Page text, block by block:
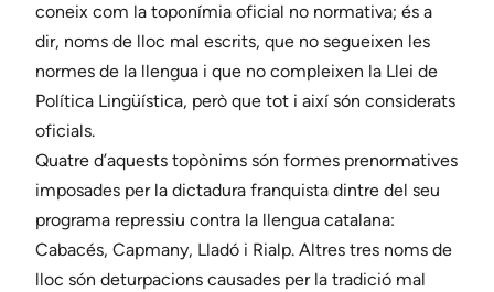
coneix com la toponímia oficial no normativa; és a
dir, noms de lloc mal escrits, que no segueixen les
normes de la llengua i que no compleixen la Llei de
Política Lingüística, però que tot i així són considerats
oficials.
Quatre d’aquests topònims són formes prenormatives
imposades per la dictadura franquista dintre del seu
programa repressiu contra la llengua catalana:
Cabacés, Capmany, Lladó i Rialp. Altres tres noms de
lloc són deturpacions causades per la tradició mal